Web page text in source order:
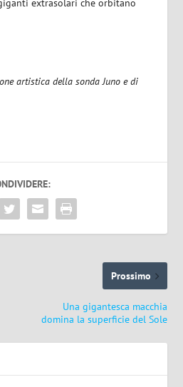
artistica della sonda Juno e di
Prossimo
Una gigantesca macchia
domina la superficie del Sole